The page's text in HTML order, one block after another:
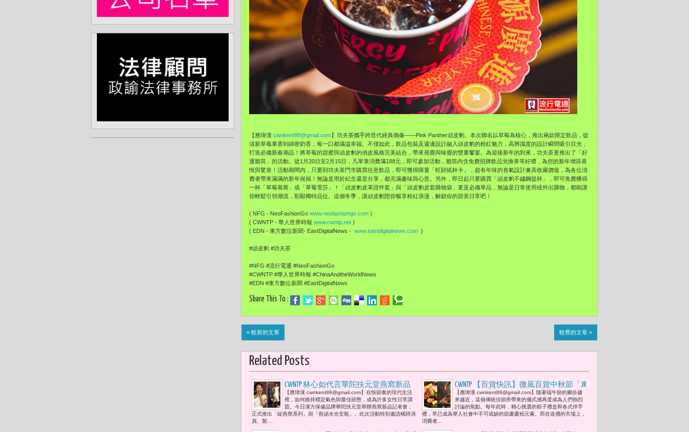
【應瑋漢 cwnkent88@gmail.com】功夫茶攜手跨世代經典偶像——Pink Panther頑皮豹。本次聯名以草莓為核心，推出兩款限定飲品，從
清新草莓果香到綿密奶香，每一口都滿溢幸福。不僅如此，飲品包裝及週邊設計融入頑皮豹的粉紅魅力，高辨識度的設計瞬間吸引目光，
打造必備新春潮品！將草莓的甜蜜與頑皮豹的俏皮風格完美結合，帶來視覺與味覺的雙重饗宴。為迎接新年的到來，功夫茶更推出了「好
運籤筒」的活動。從1月20日至2月15日，凡單筆消費滿188元，即可參加活動，籤筒內含免費招牌飲品兌換券等好禮，為您的新年增添喜
悅與驚喜！活動期間內，只要到功夫茶門市購買任意飲品，即可獲得限量「旺財紙杯卡」，超有年味的喜氣設計兼具收藏價值，為各位消
費者帶來滿滿的新年祝福！無論是用於紀念還是分享，都充滿趣味與心意。另外，即日起只要購買「頑皮豹不鏽鋼提杯」，即可免費獲得
一杯「草莓慕斯」或「草莓雪莎」！「頑皮豹皮革證件套」與「頑皮豹皮套購物袋」更是必備單品，無論是日常使用或外出購物，都能讓
你輕鬆引領潮流，彰顯獨特品位。這個冬季，讓頑皮豹陪你暢享粉紅浪漫，解鎖你的甜美日常吧！
( NFG - NeoFashionGo www.neofashiongo.com )
( CWNTP - 華人世界時報 www.cwntp.net )
( EDN - 東方數位新聞- EastDigitalNews - www.eastdigitalnews.com )
#頑皮豹 #功夫茶
#NFG #流行電通 #NeoFashionGo
#CWNTP #華人世界時報 #ChinaAndtheWorldNews
#EDN #東方數位新聞 #EastDigitalNews
Share This To :
« 較新的文章 較舊的文章 »
Related Posts
CWNTP 林心如代言華陀扶元堂燕窩新品
分享「縮時保養法」 讓繁忙生活也能由
內綻放光彩「把時間留給重要的事，也
把最好的留給自己。」
【應瑋漢 cwnkent88@gmail.com】在快節奏的現代生活
裡，如何維持穩定氣色與最佳狀態，成為許多女性日常課
題。今日漢方保健品牌華陀扶元堂舉辦燕窩新品記者會，
正式推出「綻燕窩系列」與「燕泌水光安瓶」。此次活動特別邀請橫跨演
員、製...
CWNTP 【百貨快訊】微風百貨中秋節「JR
東日本大飯店－帝王魚翅鮑魚粽」8800
元 新光三越響應世界地球日展開綠色行
動 燦坤開賣MacBook Air M4首日熱銷勢不
【應瑋漢 cwnkent88@gmail.com】隨著端午節的腳步越
來越近，這個傳統佳節所帶來的儀式感再度成為人們熱烈
討論的焦點。每年此時，精心挑選的粽子禮盒和各式伴手
禮，早已成為華人社會中不可或缺的節慶慶祝元素。而在送禮的市場上，
消費者...